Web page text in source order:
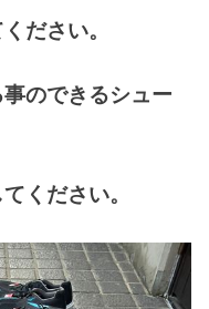
ださい。
のできるシュー
ください。